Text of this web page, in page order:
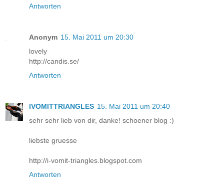
Antworten
Anonym 15. Mai 2011 um 20:30
lovely
http://candis.se/
Antworten
IVOMITTRIANGLES 15. Mai 2011 um 20:40
sehr sehr lieb von dir, danke! schoener blog :)
liebste gruesse
http://i-vomit-triangles.blogspot.com
Antworten